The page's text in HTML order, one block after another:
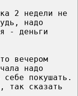
2 недели не
надо
- деньги
вечером
надо
себе покушать.
так сказать